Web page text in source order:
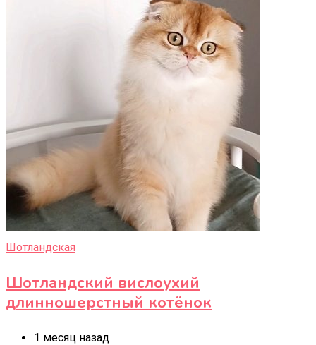
Шотландская
Шотландский вислоухий
длинношерстный котёнок
1 месяц назад